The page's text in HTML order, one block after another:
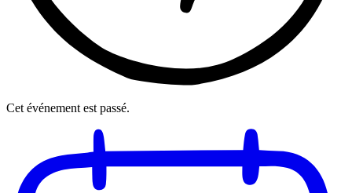
Cet événement est passé.